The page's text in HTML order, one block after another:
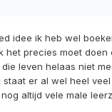
idee ik heb wel
het precies moet doen
leven helaas niet
er al wel heel
altijd vele male